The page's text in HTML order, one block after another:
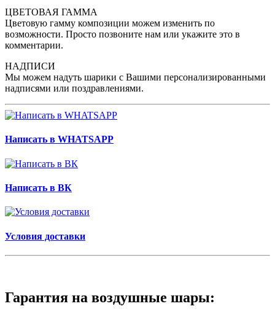
ЦВЕТОВАЯ ГАММА
Цветовую гамму композиции можем изменить по
возможности. Просто позвоните нам или укажите это в
комментарии.
НАДПИСИ
Мы можем надуть шарики с Вашими персонализированными
надписями или поздравлениями.
Написать в WHATSAPP
Написать в ВК
Условия доставки
Гарантия на воздушные шары: